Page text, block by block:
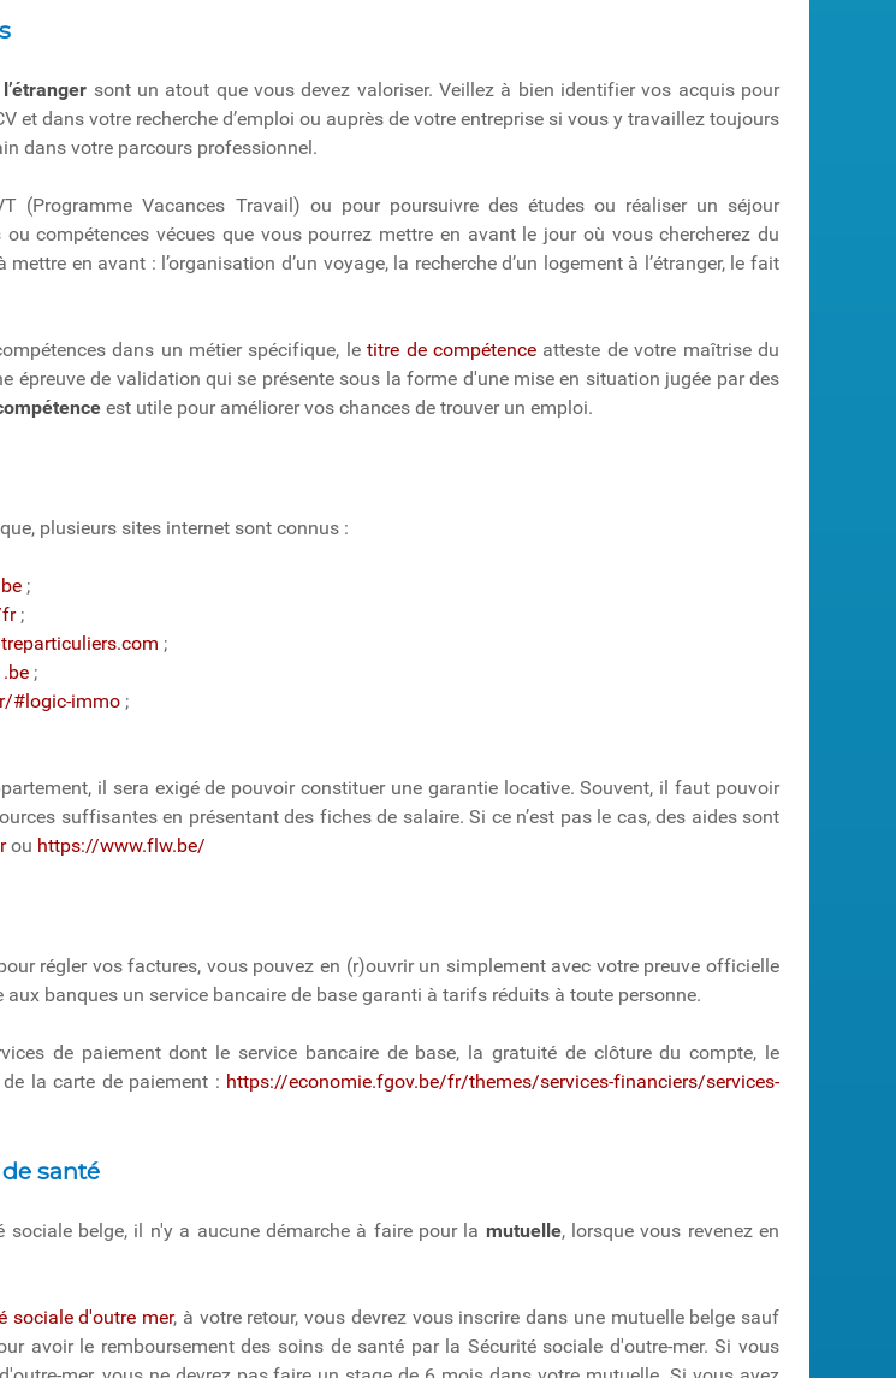
sont un atout que vous devez valoriser. Veillez à bien identifier vos acquis pour
et dans votre recherche d’emploi ou auprès de votre entreprise si vous y travaillez toujours
dans votre parcours professionnel.
(Programme Vacances Travail) ou pour poursuivre des études ou réaliser un séjour
compétences vécues que vous pourrez mettre en avant le jour où vous chercherez du
en avant : l’organisation d’un voyage, la recherche d’un logement à l’étranger, le fait
dans un métier spécifique, letitre de compétence atteste de votre maîtrise du
épreuve de validation qui se présente sous la forme d'une mise en situation jugée par des
est utile pour améliorer vos chances de trouver un emploi.
plusieurs sites internet sont connus :
;
;
;
;
#logic-immo ;
il sera exigé de pouvoir constituer une garantie locative. Souvent, il faut pouvoir
suffisantes en présentant des fiches de salaire. Si ce n’est pas le cas, des aides sont
ou https://www.flw.be/
régler vos factures, vous pouvez en (r)ouvrir un simplement avec votre preuve officielle
aux banques un service bancaire de base garanti à tarifs réduits à toute personne.
de paiement dont le service bancaire de base, la gratuité de clôture du compte, le
la carte de paiement : https://economie.fgov.be/fr/themes/services-financiers/services-
santé
belge, il n'y a aucune démarche à faire pour la mutuelle, lorsque vous revenez en
sociale d'outre mer, à votre retour, vous devrez vous inscrire dans une mutuelle belge sauf
avoir le remboursement des soins de santé par la Sécurité sociale d'outre-mer. Si vous